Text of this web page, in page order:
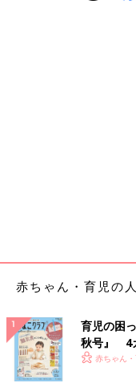
赤ちゃん・育児の
育児の困
秋号』 4
いっぱい！
赤ちゃん